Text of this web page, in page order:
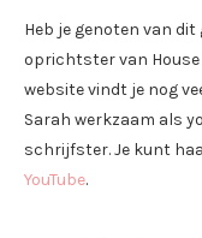
Heb je genoten van
oprichtster van House
website vindt je nog
Sarah werkzaam als
schrijfster. Je kunt
YouTube.